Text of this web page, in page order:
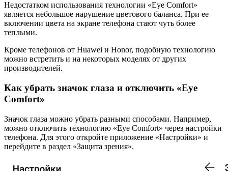
Недостатком использования технологии «Eye Comfort»
является небольшое нарушение цветового баланса. При ее
включении цвета на экране телефона стают чуть более
теплыми.
Кроме телефонов от Huawei и Honor, подобную технологию
можно встретить и на некоторых моделях от других
производителей.
Как убрать значок глаза и отключить «Eye
Comfort»
Значок глаза можно убрать разными способами. Например,
можно отключить технологию «Eye Comfort» через настройки
телефона. Для этого откройте приложение «Настройки» и
перейдите в раздел «Защита зрения».